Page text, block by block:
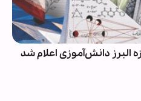
دانش‌آموزی اعلام شد